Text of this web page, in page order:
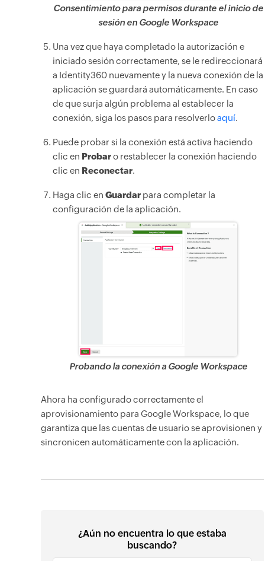
Consentimiento para permisos durante el inicio de
sesión en Google Workspace
Una vez que haya completado la autorización e
iniciado sesión correctamente, se le redireccionará
a Identity360 nuevamente y la nueva conexión de la
aplicación se guardará automáticamente. En caso
de que surja algún problema al establecer la
conexión, siga los pasos para resolverloaquí.
Puede probar si la conexión está activa haciendo
clic en Probaro restablecer la conexión haciendo
clic en Reconectar.
Haga clic en Guardarpara completar la
configuración de la aplicación.
Probando la conexión a Google Workspace
Ahora ha configurado correctamente el
aprovisionamiento para Google Workspace, lo que
garantiza que las cuentas de usuario se aprovisionen y
sincronicen automáticamente con la aplicación.
¿Aún no encuentra lo que estaba
buscando?